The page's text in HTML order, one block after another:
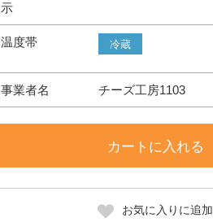
示
温度帯 冷蔵
事業者名 チーズ工房1103
カートに入れる
お気に入りに追加